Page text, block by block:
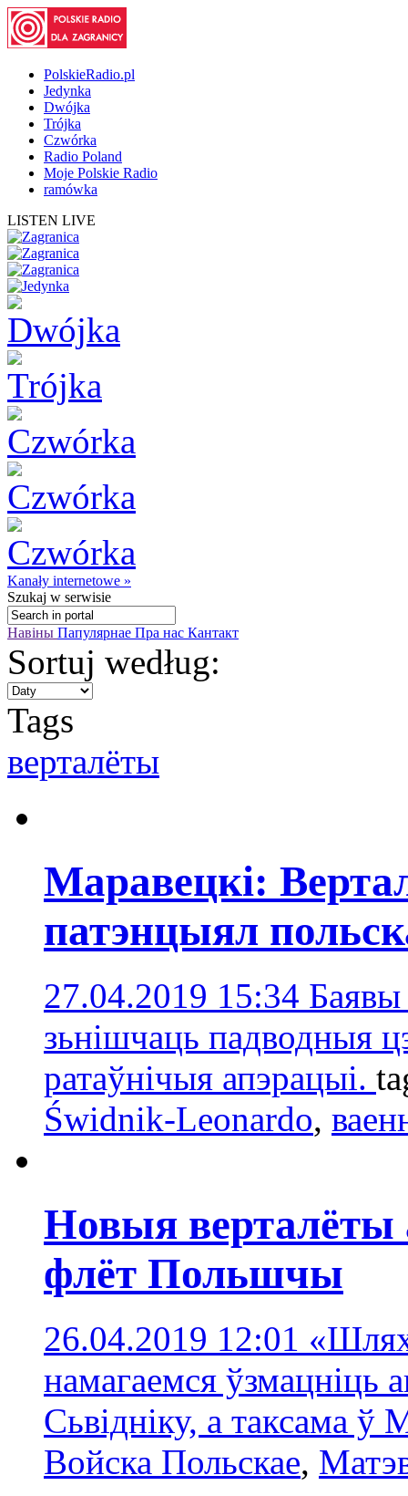
PolskieRadio.pl
Jedynka
Dwójka
Trójka
Czwórka
Radio Poland
Moje Polskie Radio
ramówka
LISTEN LIVE
Kanały internetowe »
Szukaj w serwisie
Навіны Папулярнае Пра нас Кантакт
Sortuj według:
Tags
верталёты
Маравецкі:
патэнцыял
27.04.2019 15:34
зьнішчаць падводныя
ратаўнічыя апэрацыі.
Świdnik-Leonardo,
Новыя верталёты
флёт Польшчы
26.04.2019 12:01
намагаемся ўзмацніць
Сьвідніку, а таксама
Войска Польскае,